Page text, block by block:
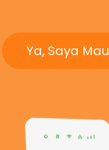
Ya, Saya Mau